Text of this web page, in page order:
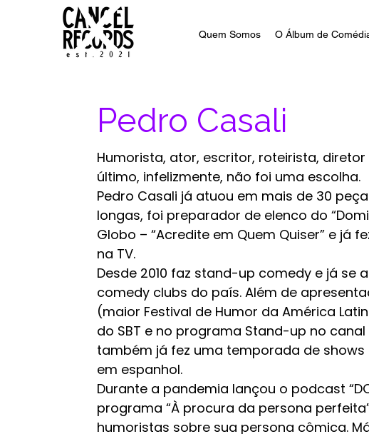
Quem Somos O Álbum de
Pedro Casali
Humorista, ator, escritor, roteirista,
último, infelizmente, não foi uma escolha.
Pedro Casali já atuou em mais de 30
longas, foi preparador de elenco do
Globo – “Acredite em Quem Quiser” e já
na TV.
Desde 2010 faz stand-up comedy e já se
comedy clubs do país. Além de
(maior Festival de Humor da América
do SBT e no programa Stand-up no
também já fez uma temporada de
em espanhol.
Durante a pandemia lançou o podcast
programa “À procura da persona
humoristas sobre sua persona cômica.